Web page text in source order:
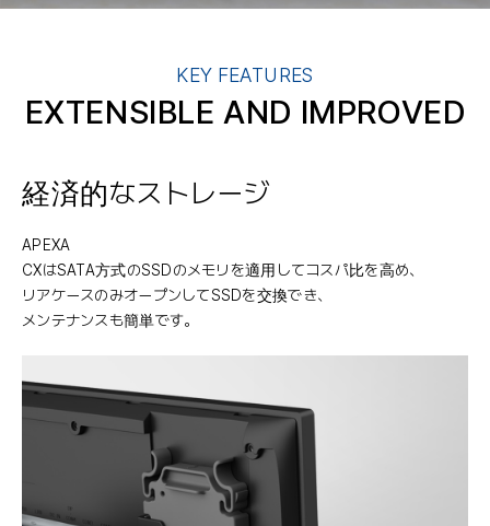
KEY FEATURES
EXTENSIBLE AND IMPROVED
経済的なストレージ
APEXA
CXはSATA方式のSSDのメモリを適用してコスパ比を高め、
リアケースのみオープンしてSSDを交換でき、
メンテナンスも簡単です。